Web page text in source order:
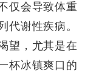
仅会导致体重
代谢性疾病。
望，尤其是在
杯冰镇爽口的